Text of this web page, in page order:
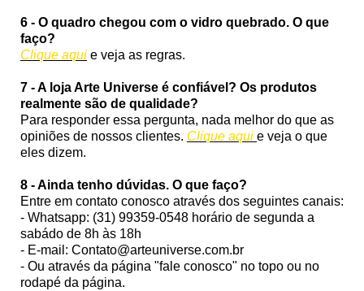
6 - O quadro chegou com o vidro quebrado. O que
faço?
Clique aqui e veja as regras.
7 - A loja Arte Universe é confiável? Os produtos
realmente são de qualidade?
Para responder essa pergunta, nada melhor do que as
opiniões de nossos clientes. Clique aqui e veja o que
eles dizem.
8 - Ainda tenho dúvidas. O que faço?
Entre em contato conosco através dos seguintes canais:
- Whatsapp: (31) 99359-0548 horário de segunda a
sabádo de 8h às 18h
- E-mail: Contato@arteuniverse.com.br
- Ou através da página "fale conosco" no topo ou no
rodapé da página.